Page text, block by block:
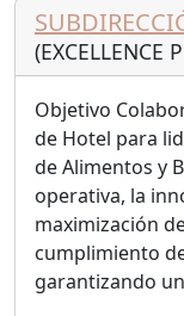
(EXCELLENCE
Objetivo
de Hotel para
de Alimentos y
operativa, la
maximización
cumplimiento
garantizando